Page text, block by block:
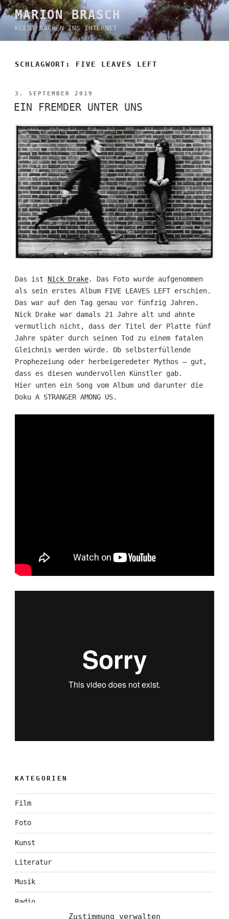
Zustimmung verwalten
Zum
Inhalt
springen
MARION BRASCH
KLEBT SACHEN INS INTERNET
SCHLAGWORT: FIVE LEAVES LEFT
VERÖFFENTLICHT
AM
3. SEPTEMBER 2019
EIN FREMDER UNTER UNS
Das ist Nick Drake. Das Foto wurde aufgenommen
als sein erstes Album FIVE LEAVES LEFT erschien.
Das war auf den Tag genau vor fünfzig Jahren.
Nick Drake war damals 21 Jahre alt und ahnte
vermutlich nicht, dass der Titel der Platte fünf
Jahre später durch seinen Tod zu einem fatalen
Gleichnis werden würde. Ob selbsterfüllende
Prophezeiung oder herbeigeredeter Mythos – gut,
dass es diesen wundervollen Künstler gab.
Hier unten ein Song vom Album und darunter die
Doku A STRANGER AMONG US.
KATEGORIEN
Film
Foto
Kunst
Literatur
Musik
Radio